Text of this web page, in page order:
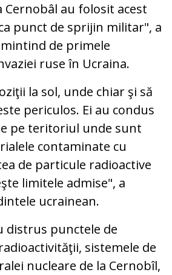
Cernobâl au folosit acest
punct de sprijin militar", a
de primele
ruse în Ucraina.
la sol, unde chiar şi să
periculos. Ei au condus
pe teritoriul unde sunt
contaminate cu
de particule radioactive
limitele admise", a
ucrainean.
distrus punctele de
sistemele de
nucleare de la Cernobîl,